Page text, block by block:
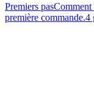
Premiers pasComment
première commande.4